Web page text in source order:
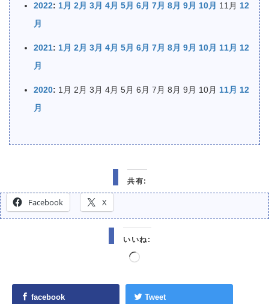
2022: 1月 2月 3月 4月 5月 6月 7月 8月 9月 10月 11月 12
月
2021: 1月 2月 3月 4月 5月 6月 7月 8月 9月 10月 11月 12
月
2020: 1月 2月 3月 4月 5月 6月 7月 8月 9月 10月 11月 12
月
共有:
Facebook X
いいね:
読
込
facebook Tweet